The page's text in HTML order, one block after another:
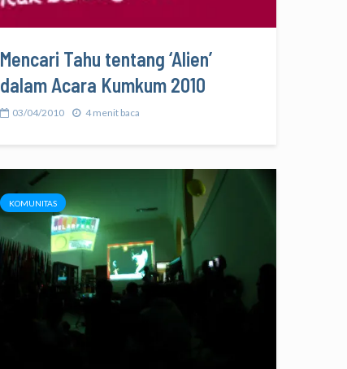
Mencari Tahu tentang ‘Alien’
dalam Acara Kumkum 2010
03/04/2010 4 menit baca
KOMUNITAS